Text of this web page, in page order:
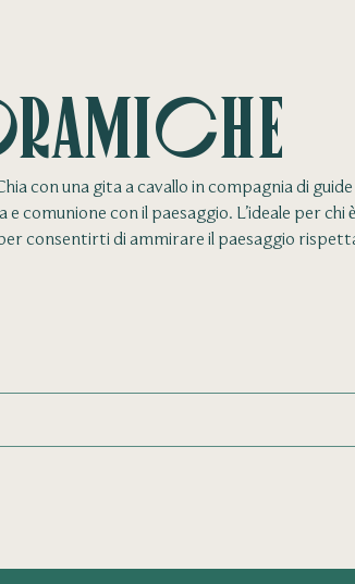
con una gita a cavallo in compagnia di
comunione con il paesaggio. L’ideale per chi
consentirti di ammirare il paesaggio